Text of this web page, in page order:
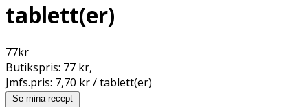
tablett(er)
77kr
Butikspris: 77 kr,
Jmfs.pris: 7,70 kr / tablett(er)
Se mina recept